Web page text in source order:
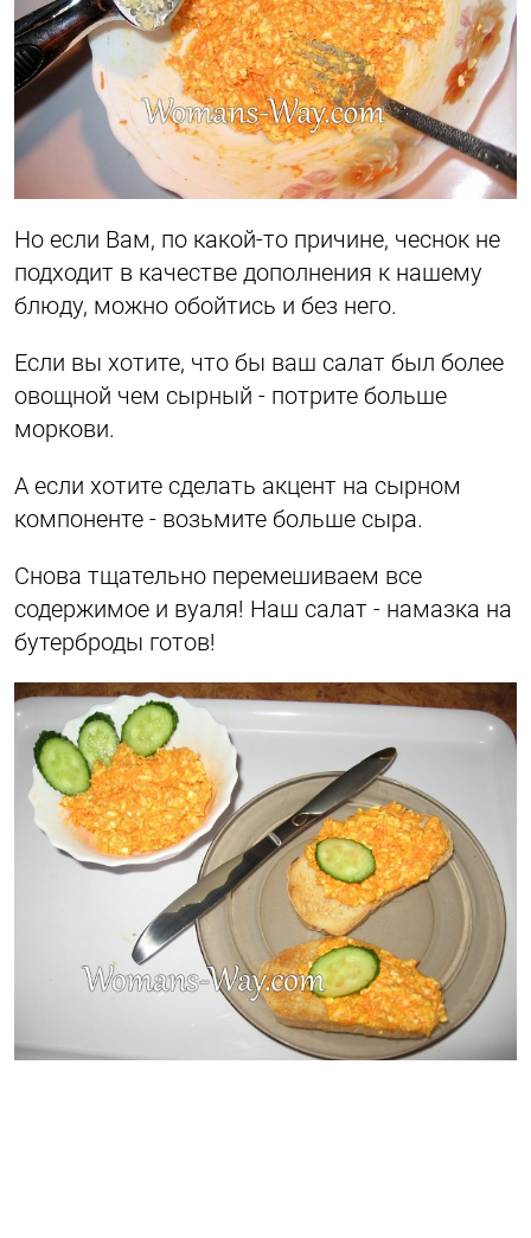
Но если Вам, по какой-то причине, чеснок не
подходит в качестве дополнения к нашему
блюду, можно обойтись и без него.
Если вы хотите, что бы ваш салат был более
овощной чем сырный - потрите больше
моркови.
А если хотите сделать акцент на сырном
компоненте - возьмите больше сыра.
Снова тщательно перемешиваем все
содержимое и вуаля! Наш салат - намазка на
бутерброды готов!